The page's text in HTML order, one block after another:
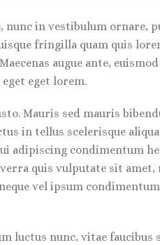
nunc in vestibulum
fringilla quam quis
augue ante,
eget lorem.
Mauris sed mauris
in tellus scelerisque
adipiscing
quis vulputate sit
vel ipsum
luctus nunc, vitae